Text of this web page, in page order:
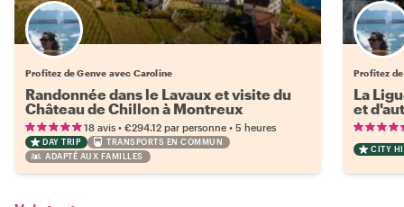
Profitez de Genve avec Caroline
Randonnée dans le Lavaux et visite du
Château de Chillon à Montreux
18 avis • €294.12 par personne • 5 heures
DAY TRIP
TRANSPORTS EN COMMUN
ADAPTÉ AUX FAMILLES
Profitez
La
et
CITY